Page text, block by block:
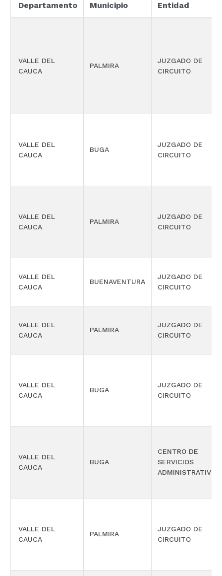
Departamento Municipio Entidad
VALLE DEL
CAUCA
PALMIRA
JUZGADO DE
CIRCUITO
VALLE DEL
CAUCA
BUGA
JUZGADO DE
CIRCUITO
VALLE DEL
CAUCA
PALMIRA
JUZGADO DE
CIRCUITO
VALLE DEL
CAUCA
BUENAVENTURA
JUZGADO DE
CIRCUITO
VALLE DEL
CAUCA
PALMIRA
JUZGADO DE
CIRCUITO
VALLE DEL
CAUCA
BUGA
JUZGADO DE
CIRCUITO
VALLE DEL
CAUCA
BUGA
CENTRO DE
SERVICIOS
ADMINISTRATIVOS
VALLE DEL
CAUCA
PALMIRA
JUZGADO DE
CIRCUITO